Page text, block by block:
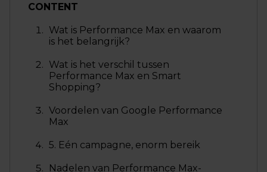
CONTENT
Wat is Performance Max en waarom
is het belangrijk?
Wat is het verschil tussen
Performance Max en Smart
Shopping?
Voordelen van Google Performance
Max
5. Eén campagne, enorm bereik
Nadelen van Performance Max-